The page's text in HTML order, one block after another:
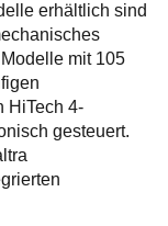
erhältlich sind
mit 105
HiTech 4-
gesteuert.